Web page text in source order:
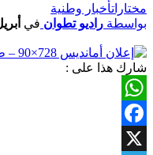
مختاراتأخبار وطنية
بواسطة راديو تطوان في أبريل 26,
شارك هذا على :
WhatsApp
Facebook